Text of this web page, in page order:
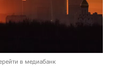
в медиабанк